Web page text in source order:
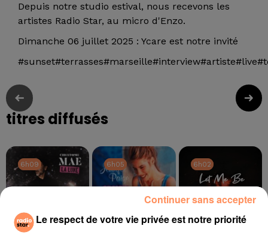
Depuis notre studio estival, nous recevons les
artistes Radio Star, au micro d'Enzo.
Dimanche 06 juillet 2025 : Ycare est notre invité
titres diffusés
6h09
6h09 6h05
6h05 6h02
6h02
Le respect de votre vie privée est notre priorité
Continuer sans accepter